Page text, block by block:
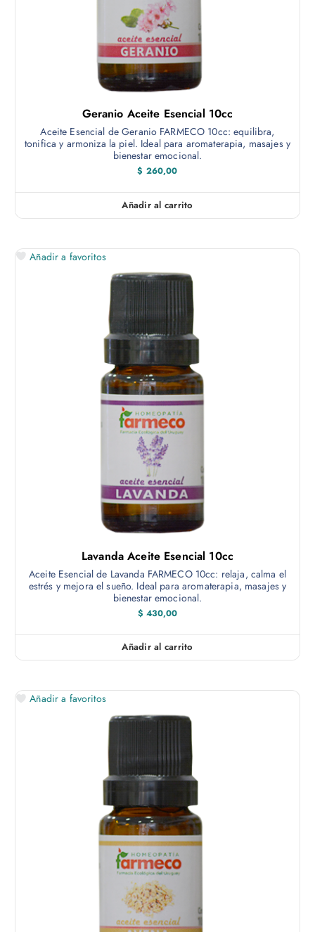
Geranio Aceite Esencial 10cc
Aceite Esencial de Geranio FARMECO 10cc: equilibra,
tonifica y armoniza la piel. Ideal para aromaterapia, masajes y
bienestar emocional.
$ 260,00
Añadir al carrito
Añadir a favoritos
Lavanda Aceite Esencial 10cc
Aceite Esencial de Lavanda FARMECO 10cc: relaja, calma el
estrés y mejora el sueño. Ideal para aromaterapia, masajes y
bienestar emocional.
$ 430,00
Añadir al carrito
Añadir a favoritos